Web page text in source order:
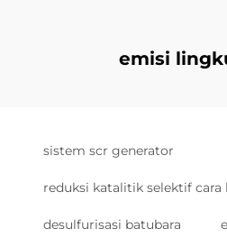
emisi
sistem scr generator
reduksi katalitik selektif cara
desulfurisasi batubara